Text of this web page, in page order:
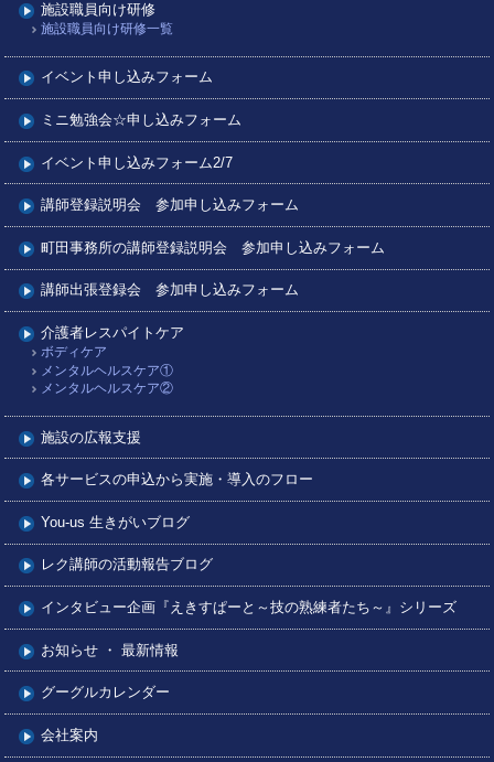
施設職員向け研修
施設職員向け研修一覧
イベント申し込みフォーム
ミニ勉強会☆申し込みフォーム
イベント申し込みフォーム2/7
講師登録説明会 参加申し込みフォーム
町田事務所の講師登録説明会 参加申し込みフォーム
講師出張登録会 参加申し込みフォーム
介護者レスパイトケア
ボディケア
メンタルヘルスケア①
メンタルヘルスケア②
施設の広報支援
各サービスの申込から実施・導入のフロー
You-us 生きがいブログ
レク講師の活動報告ブログ
インタビュー企画『えきすぱーと～技の熟練者たち～』シリーズ
お知らせ ・ 最新情報
グーグルカレンダー
会社案内